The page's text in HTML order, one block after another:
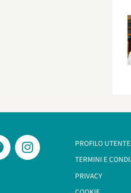
PROFILO UTENTE
TERMINI E
PRIVACY